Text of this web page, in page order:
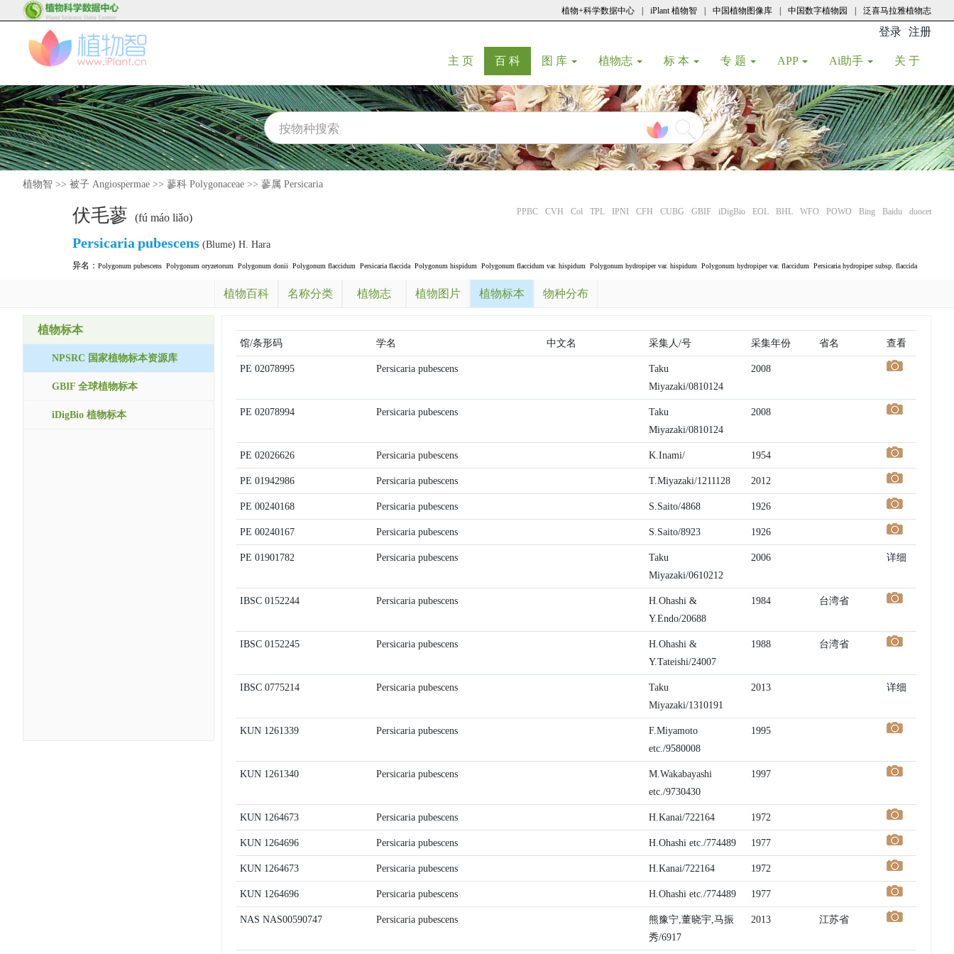
植物+科学数据中心 iPlant 植物智 中国植物图像库 中国数字植物园 泛喜马拉雅植物志
登录 注册
主 页(current)
百 科(current)
图 库 植物志 标 本 专 题 APP Ai助手 关 于
植物智 >> 被子 Angiospermae >> 蓼科 Polygonaceae >> 蓼属 Persicaria
伏毛蓼 (fú máo liǎo) PPBC CVH Col TPL IPNI CFH CUBG GBIF iDigBio EOL BHL WFO POWO Bing Baidu duocet
Persicaria pubescens (Blume) H. Hara
异名： Polygonum pubescens Polygonum oryzetorum Polygonum donii Polygonum flaccidum Persicaria flaccida Polygonum hispidum Polygonum flaccidum var. hispidum Polygonum hydropiper var. hispidum Polygonum hydropiper var. flaccidum Persicaria hydropiper subsp. flaccida
植物百科 名称分类 植物志 植物图片 植物标本 物种分布
植物标本
NPSRC 国家植物标本资源库
GBIF 全球植物标本
iDigBio 植物标本
馆/条形码 学名 中文名 采集人/号 采集年份 省名 查看
PE 02078995 Persicaria pubescens
Taku
Miyazaki/0810124
2008
PE 02078994 Persicaria pubescens
Taku
Miyazaki/0810124
2008
PE 02026626 Persicaria pubescens K.Inami/ 1954
PE 01942986 Persicaria pubescens T.Miyazaki/1211128 2012
PE 00240168 Persicaria pubescens S.Saito/4868 1926
PE 00240167 Persicaria pubescens S.Saito/8923 1926
PE 01901782 Persicaria pubescens
Taku
Miyazaki/0610212
2006 详细
IBSC 0152244 Persicaria pubescens
H.Ohashi &
Y.Endo/20688
1984 台湾省
IBSC 0152245 Persicaria pubescens
H.Ohashi &
Y.Tateishi/24007
1988 台湾省
IBSC 0775214 Persicaria pubescens
Taku
Miyazaki/1310191
2013 详细
KUN 1261339 Persicaria pubescens
F.Miyamoto
etc./9580008
1995
KUN 1261340 Persicaria pubescens
M.Wakabayashi
etc./9730430
1997
KUN 1264673 Persicaria pubescens H.Kanai/722164 1972
KUN 1264696 Persicaria pubescens H.Ohashi etc./774489 1977
KUN 1264673 Persicaria pubescens H.Kanai/722164 1972
KUN 1264696 Persicaria pubescens H.Ohashi etc./774489 1977
NAS NAS00590747 Persicaria pubescens
熊豫宁,董晓宇,马振
秀/6917
2013 江苏省